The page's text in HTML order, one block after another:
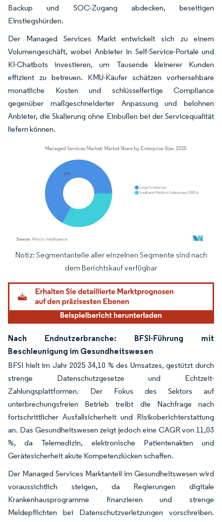
Backup und SOC-Zugang abdecken, beseitigen
Einstiegshürden.
Der Managed Services Markt entwickelt sich zu einem
Volumengeschäft, wobei Anbieter in Self-Service-Portale und
KI-Chatbots investieren, um Tausende kleinerer Kunden
effizient zu betreuen. KMU-Käufer schätzen vorhersehbare
monatliche Kosten und schlüsselfertige Compliance
gegenüber maßgeschneiderter Anpassung und belohnen
Anbieter, die Skalierung ohne Einbußen bei der Servicequalität
liefern können.
Bild © Mordor Intelligence. Wiederverwendung erfordert Namensnennung
Notiz: Segmentanteile aller einzelnen Segmente sind nach
dem Berichtskauf verfügbar
Nach Endnutzerbranche: BFSI-Führung mit
Beschleunigung im Gesundheitswesen
BFSI hielt im Jahr 2025 34,10 % des Umsatzes, gestützt durch
strenge Datenschutzgesetze und Echtzeit-
Zahlungsplattformen. Der Fokus des Sektors auf
unterbrechungsfreien Betrieb treibt die Nachfrage nach
fortschrittlicher Ausfallsicherheit und Risikoberichterstattung
an. Das Gesundheitswesen zeigt jedoch eine CAGR von 11,03
%, da Telemedizin, elektronische Patientenakten und
Gerätesicherheit akute Kompetenzlücken schaffen.
Der Managed Services Marktanteil im Gesundheitswesen wird
voraussichtlich steigen, da Regierungen digitale
Krankenhausprogramme finanzieren und strenge
Meldepflichten bei Datenschutzverletzungen vorschreiben.